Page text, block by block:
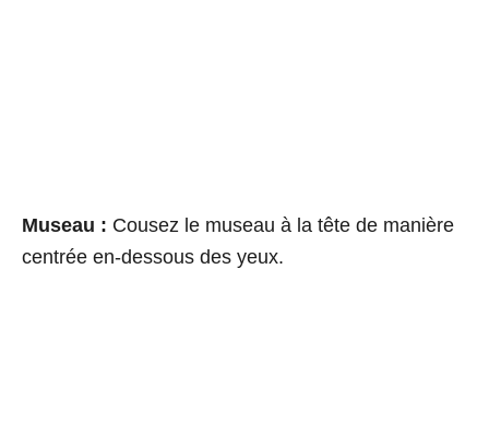
Museau : Cousez le museau à la tête de manière
centrée en-dessous des yeux.